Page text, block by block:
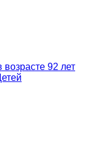
92 лет